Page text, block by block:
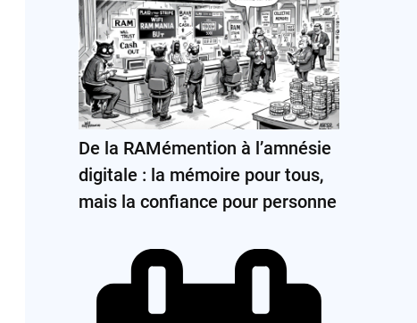
De la RAMémention à l’amnésie
digitale : la mémoire pour tous,
mais la confiance pour personne